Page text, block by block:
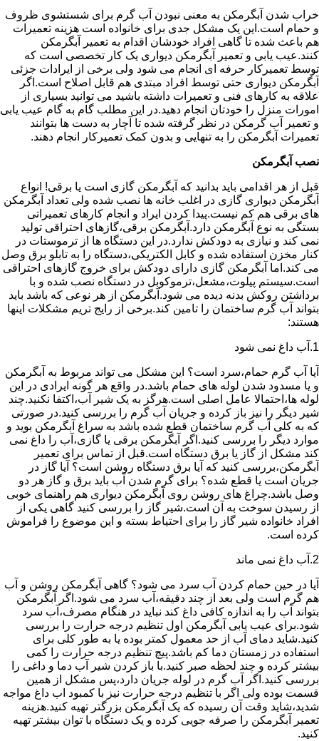
خراب شدن آبگرمکن به معنی نبودن آب گرم برای شستشوی ظروف
و حمام است.این یک مشکل جدی برای خانواده است هزینه تعمیرات
هم باعث شده تا گاهی افراد خودشان اقدام به تعمیر آبگرمکن
کنند.عیب یابی و تعمیر آبگرمکن دیواری یک کار تخصصی است که
توسط تعمیرکار حرفه ای انجام می شود ولی برخی از ایرادات جزئی
آبگرمکن دیواری حتی توسط افراد مبتدی هم قابل اصلاح است.اگر
علاقه به کارهای فنی و تعمیرات داشته باشید می توانید بسیاری از
امورات منزل را خودتان انجام دهید.در این مطلب گام به گام عیب یابی
و تعمیر آب گرمکن در نظر گرفته شده تا آچار به دست ها بتوانند
تعمیرات آبگرمکن را به تنهایی و بدون کمک تعمیرکار انجام دهند.
نصب آبگرمکن
قبل از هر اقدامی باید بدانید که آبگرمکن گازی است یا برقی! انواع
آبگرمکن دیواری گازی در اغلب خانه ها نصب شده ولی تعداد آبگرمکن
های برقی هم کم نیست.پیدا کردن ایراد و انجام کارهای تعمیراتی
بستگی به نوع آبگرمکن دارد.آبگرمکن برقی،گازهای احتراقی تولید
نمی کند و نیازی به دودکش ندارد.در این دستگاه ها از ترموستات در
کنار مخزن استفاده شده و کابل الکتریکی،دستگاه را به تابلو برق وصل
می کند.اما آبگرمکن گازی دارای دودکش برای خروج گازهای احتراقی
است.سیستم پیلوت،مشعل،ترموکوبل در دستگاه نصب شده و با
برداشتن روکش بدنه دیده می شود.آبگرمکن از هر نوعی که باشد باید
بتواند آب گرم ساختمان را تامین کند.برخی از رایج تریم مشکلات اینها
هستند:
1.آب داغ نمی شود
آیا آب گرم حمام،سرد است؟ این مشکل می تواند مربوط به آبگرمکن
و یا مسدود شدن لوله های حمام باشد.در واقع هر گونه ایرادی در این
لوله ها،احتمالا عامل اصلی است.هرگز به یک شیر آب،اکتفا نکنید.چند
شیر دیگر را نیز باز کرده و جریان آب گرم را بررسی کنید.در صورتی
که به کلی آب گرم ساختمان قطع شده باشد به سراغ آبگرمکن بوید و
موارد دیگر را بررسی کنید.اگر آبگرمکن برقی یا گازی،آب را داغ نمی
کند مشکل از گاز یا برق دستگاه است.قبل از تماس برای تعمیر
آبگرمکن،بررسی کنید که آیا برق دستگاه روشن است؟ آیا گاز در
جریان است یا قطع شده؟ برای گرم شدن آب باید برق و گاز هر دو
وصل باشد.چراغ های روشن روی آبگرمکن دیواری هم راهنمای خوبی
از رسیدن سوخت به آن است.شیر گاز را بررسی کنید گاهی یکی از
افراد خانواده شیر گاز را برای احتیاط بسته و این موضوع را فراموش
کرده است.
2.آب داغ نمی ماند
آیا در حین حمام کردن آب سرد می شود؟ گاهی آبگرمکن روشن و آب
هم گرم است ولی بعد از چند دقیقه،آب سرد می شود.اگر آبگرمکن
بتواند آب را به اندازه کافی داغ کند نباید در هنگام مصرف،آب سرد
شود.برای عیب یابی آبگرمکن اول تنظیم درجه حرارت را بررسی
کنید.شاید دمای آب از حد معمول کمتر بوده یا به طور کلی برای
استفاده در زمستان دما کم باشد.پیچ تنظیم درجه حرارت را کمی
بیشتر کرده و چند لحظه صبر کنید.با باز کردن شیر آب دما و داغی را
بررسی کنید.اگر آب گرم در لوله جریان دارد،پس مشکل از همین
قسمت بوده ولی اگر با تنظیم درجه حرارت نیز با کمبود اب داغ مواجه
شدید،شاید وقت آن رسیده که یک آبگرمکن بزرگتر تهیه کنید.هزینه
تعمیر آبگرمکن را صرفه جویی کرده و یک دستگاه با توان بیشتر تهیه
کنید.